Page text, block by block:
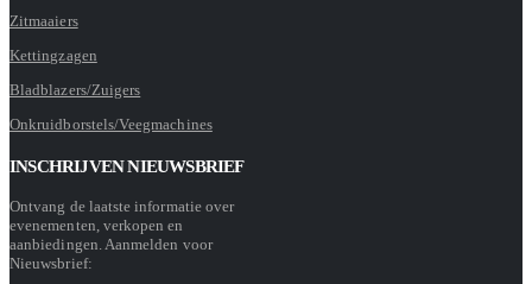
Zitmaaiers
Kettingzagen
Bladblazers/Zuigers
Onkruidborstels/Veegmachines
INSCHRIJVEN NIEUWSBRIEF
Ontvang de laatste informatie over
evenementen, verkopen en
aanbiedingen. Aanmelden voor
Nieuwsbrief: